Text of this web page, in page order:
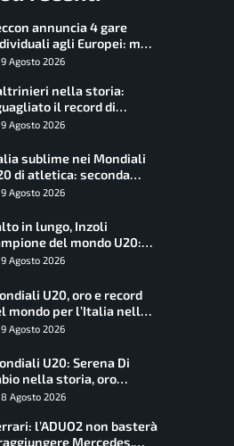
annuncia 4 gare
agli Europei: ma
una grossa rinuncia
9 Agosto 2026
nella storia:
il record di
di Federica
9 Agosto 2026
sublime nei Mondiali
di atletica: seconda
solo agli USA nel
9 Agosto 2026
in lungo, Inzoli
del mondo U20:
un centimetro
9 Agosto 2026
U20, oro e record
mondo per l’Italia nella
mista: Doualla
9 Agosto 2026
U20: Serena Di
nella storia, oro
totale nei 5000 di
8 Agosto 2026
l’ADUO2 non basterà
Mercedes,